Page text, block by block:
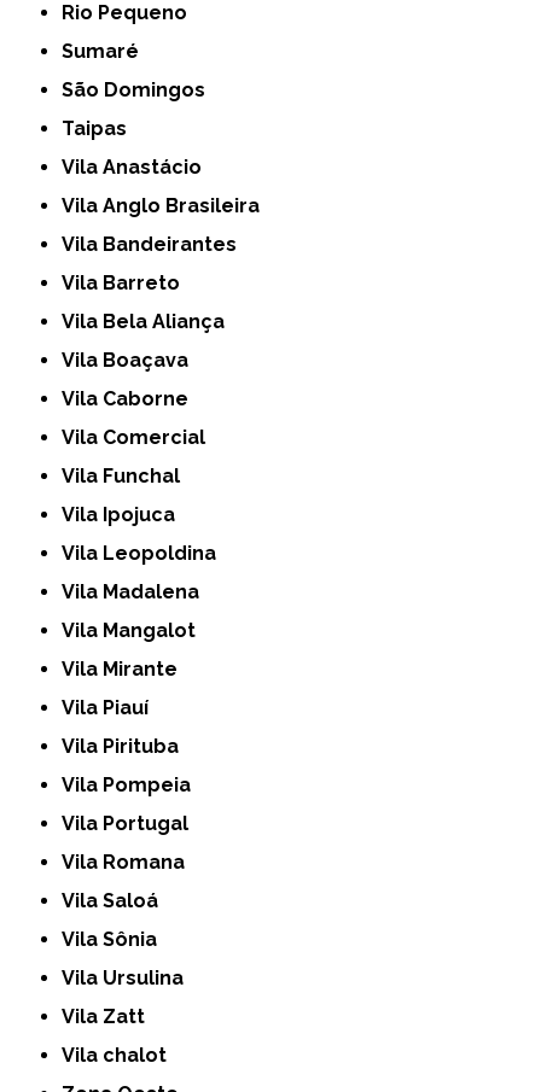
Rio Pequeno
Sumaré
São Domingos
Taipas
Vila Anastácio
Vila Anglo Brasileira
Vila Bandeirantes
Vila Barreto
Vila Bela Aliança
Vila Boaçava
Vila Caborne
Vila Comercial
Vila Funchal
Vila Ipojuca
Vila Leopoldina
Vila Madalena
Vila Mangalot
Vila Mirante
Vila Piauí
Vila Pirituba
Vila Pompeia
Vila Portugal
Vila Romana
Vila Saloá
Vila Sônia
Vila Ursulina
Vila Zatt
Vila chalot